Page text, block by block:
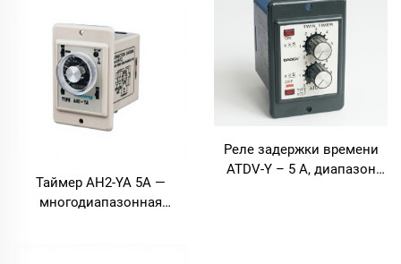
Таймер AH2-YA 5A —
многодиапазонная
Реле задержки времени
ATDV-Y – 5 А, диапазон